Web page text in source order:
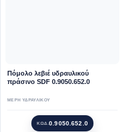
Πόμολο λεβιέ υδραυλικού
πράσινο SDF 0.9050.652.0
ΜΕΡΗ ΥΔΡΑΥΛΙΚΟΥ
ΚΩΔ.0.9050.652.0